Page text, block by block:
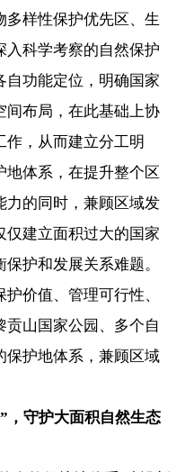
样性保护优先区、生
入科学考察的自然保护
自功能定位，明确国家
间布局，在此基础上协
作，从而建立分工明
体系，在提升整个区
力的同时，兼顾区域发
仅建立面积过大的国家
护和发展关系难题。
价值、管理可行性、
贡山国家公园、多个自
保护地体系，兼顾区域
，守护大面积自然生态